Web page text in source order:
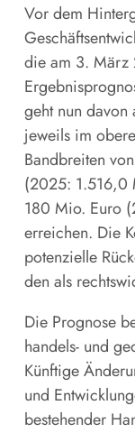
Vor dem
die am 3. März
geht nun davon
jeweils im
Bandbreiten
(2025: 1.516,0
180 Mio. Euro
erreichen. Die
potenzielle
den als
Die Prognose
handels- und
Künftige
und
bestehender